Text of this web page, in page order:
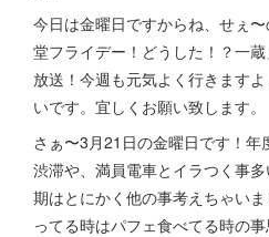
今日は金曜日ですからね、せぇ
堂フライデー！どうした！？一
放送！今週も元気よく行きます
いです。宜しくお願い致します。
さぁ〜3月21日の金曜日です！
渋滞や、満員電車とイラつく事
期はとにかく他の事考えちゃい
ってる時はパフェ食べてる時の